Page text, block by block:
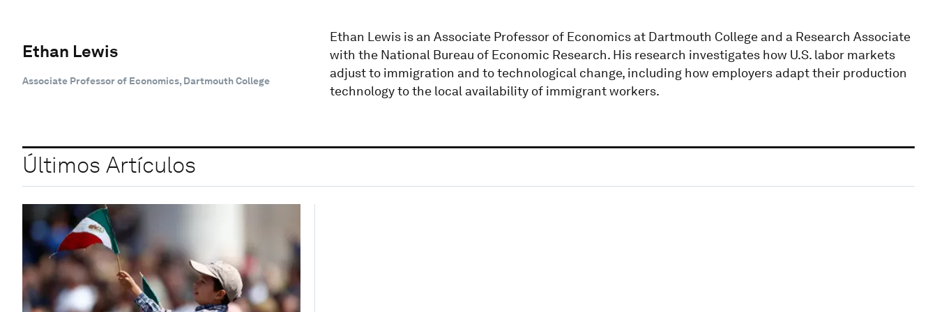
Ethan Lewis
Associate Professor of Economics, Dartmouth College
Ethan Lewis is an Associate Professor of Economics at Dartmouth College and a Research Associate
with the National Bureau of Economic Research. His research investigates how U.S. labor markets
adjust to immigration and to technological change, including how employers adapt their production
technology to the local availability of immigrant workers.
Últimos Artículos